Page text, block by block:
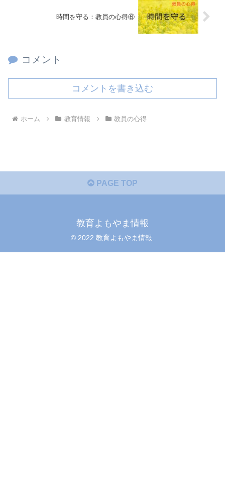
時間を守る：教員の心得⑥
コメント
コメントを書き込む
ホーム 教育情報 教員の心得
PAGE TOP
教育よもやま情報
© 2022 教育よもやま情報.